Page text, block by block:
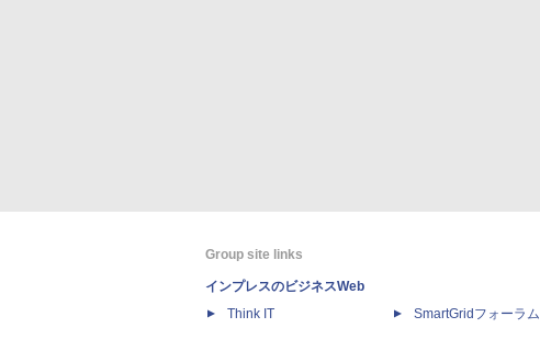
Group site links
インプレスのビジネスWeb
Think IT
SmartGridフォーラム